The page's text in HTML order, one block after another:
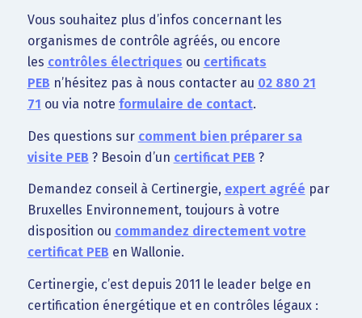
Vous souhaitez plus d’infos concernant les
organismes de contrôle agréés, ou encore
les contrôles électriques ou certificats
PEB n’hésitez pas à nous contacter au 02 880 21
71 ou via notre formulaire de contact.
Des questions sur comment bien préparer sa
visite PEB ? Besoin d’un certificat PEB ?
Demandez conseil à Certinergie, expert agréé par
Bruxelles Environnement, toujours à votre
disposition ou commandez directement votre
certificat PEB en Wallonie.
Certinergie, c’est depuis 2011 le leader belge en
certification énergétique et en contrôles légaux :